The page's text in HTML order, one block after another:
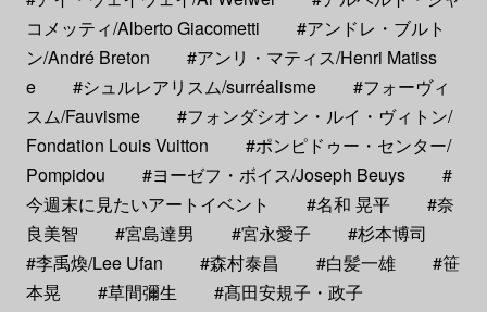
コメッティ/Alberto Giacometti
#アンドレ・ブルト
ン/André Breton
#アンリ・マティス/Henri Matiss
e
#シュルレアリスム/surréalisme
#フォーヴィ
スム/Fauvisme
#フォンダシオン・ルイ・ヴィトン/
Fondation Louis Vuitton
#ポンピドゥー・センター/
Pompidou
#ヨーゼフ・ボイス/Joseph Beuys
#
今週末に見たいアートイベント
#名和 晃平
#奈
良美智
#宮島達男 #宮永愛子
#杉本博司
#李禹煥/Lee Ufan
#森村泰昌 #白髪一雄
#笹
本晃
#草間彌生 #髙田安規子・政子